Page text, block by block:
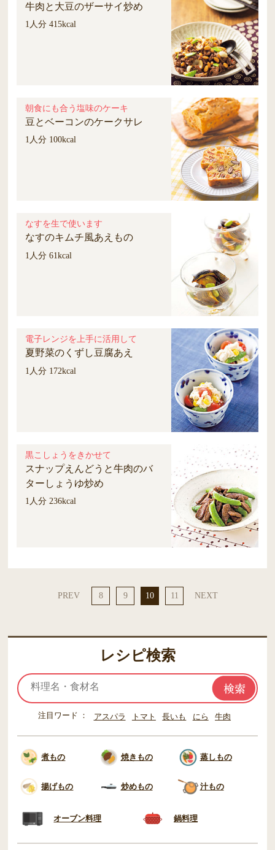
牛肉と大豆のザーサイ炒め
1人分 415kcal
朝食にも合う塩味のケーキ
豆とベーコンのケークサレ
1人分 100kcal
なすを生で使います
なすのキムチ風あえもの
1人分 61kcal
電子レンジを上手に活用して
夏野菜のくずし豆腐あえ
1人分 172kcal
黒こしょうをきかせて
スナップえんどうと牛肉のバ
ターしょうゆ炒め
1人分 236kcal
PREV 8 9 10 11 NEXT
レシピ検索
注目ワード アスパラ トマト 長いも にら 牛肉
煮もの 焼きもの 蒸しもの
揚げもの 炒めもの 汁もの
オーブン料理 鍋料理